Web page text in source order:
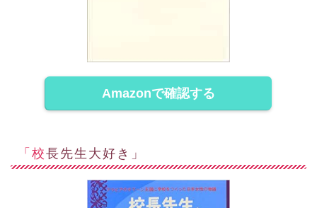
Amazonで確認する
「校長先生大好き」